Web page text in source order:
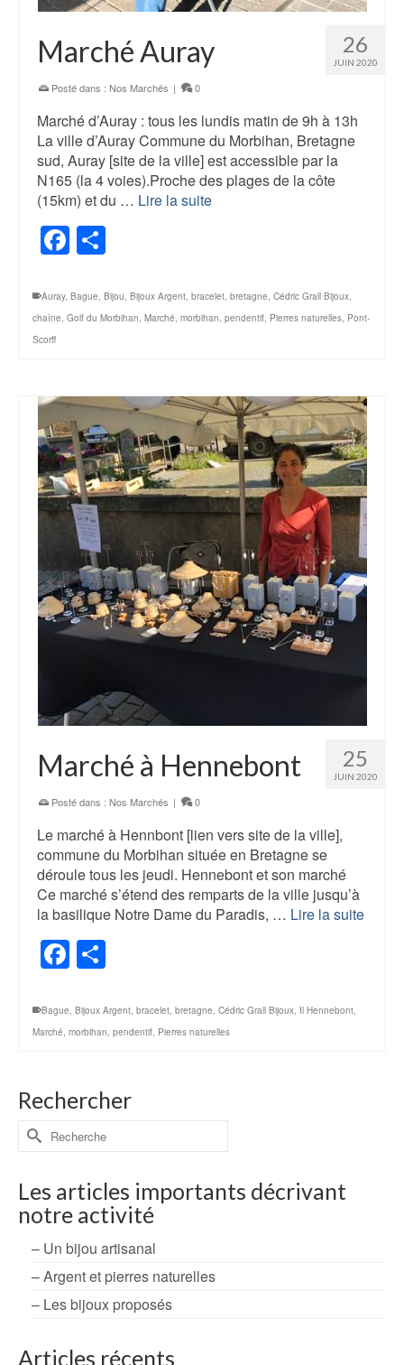
26
JUIN 2020
Marché Auray
Posté dans : Nos Marchés | 0
Marché d’Auray : tous les lundis matin de 9h à 13h
La ville d’Auray Commune du Morbihan, Bretagne
sud, Auray [site de la ville] est accessible par la
N165 (la 4 voies).Proche des plages de la côte
(15km) et du … Lire la suite
Facebook
Auray, Bague, Bijou, Bijoux Argent, bracelet, bretagne, Cédric Grall Bijoux,
chaîne, Golf du Morbihan, Marché, morbihan, pendentif, Pierres naturelles, Pont-
Scorff
25
JUIN 2020
Marché à Hennebont
Posté dans : Nos Marchés | 0
Le marché à Hennbont [lien vers site de la ville],
commune du Morbihan située en Bretagne se
déroule tous les jeudi. Hennebont et son marché
Ce marché s’étend des remparts de la ville jusqu’à
la basilique Notre Dame du Paradis, … Lire la suite
Facebook
Bague Bijoux Argent bracelet bretagne Cédric Grall Bijoux Il Hennebont
Marché morbihan pendentif Pierres naturelles
Rechercher
Rechercher :
Les articles importants décrivant
notre activité
– Un bijou artisanal
– Argent et pierres naturelles
– Les bijoux proposés
Articles récents